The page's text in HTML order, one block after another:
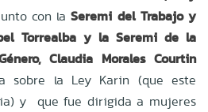
con laSeremi del Trabajo y
Torrealba y la Seremi de la
Claudia Morales Courtin
sobre la Ley Karin (que este
y que fue dirigida a mujeres